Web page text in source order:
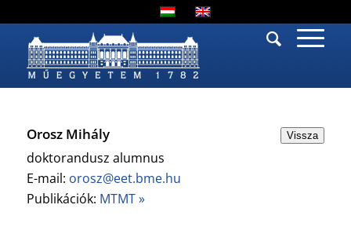
Vissza
Orosz Mihály
doktorandusz alumnus
E-mail: orosz@eet.bme.hu
Publikációk: MTMT »